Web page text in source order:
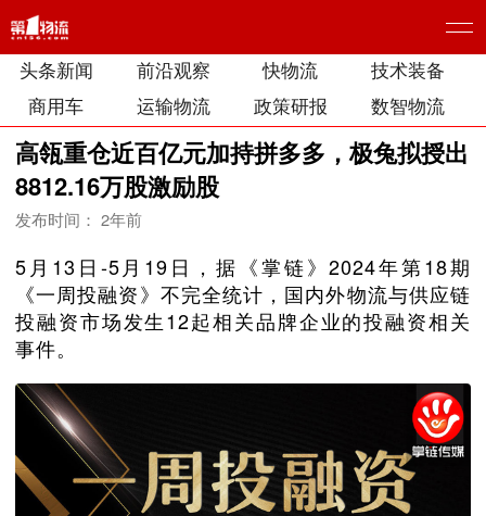
头条新闻 前沿观察 快物流
技术装备
商用车
运输物流 政策研报 数智物流
高瓴重仓近百亿元加持拼多多，极兔拟授出
8812.16万股激励股
发布时间： 2年前
5月13日-5月19日，据《掌链》2024年第18期
《一周投融资》不完全统计，国内外物流与供应链
投融资市场发生12起相关品牌企业的投融资相关
事件。